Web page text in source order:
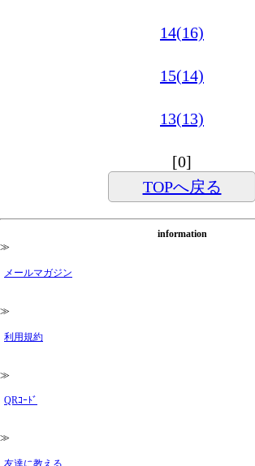
14(16)
15(14)
13(13)
[0]
TOPへ戻る
information
≫
メールマガジン
≫
利用規約
≫
QRｺｰﾄﾞ
≫
友達に教える